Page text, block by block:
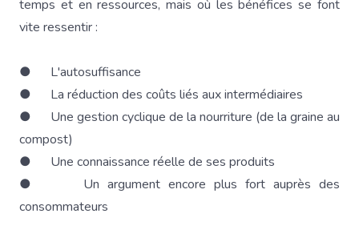
temps et en ressources, mais où les bénéfices se font
vite ressentir :
● L'autosuffisance
● La réduction des coûts liés aux intermédiaires
● Une gestion cyclique de la nourriture (de la graine au
compost)
● Une connaissance réelle de ses produits
● Un argument encore plus fort auprès des
consommateurs